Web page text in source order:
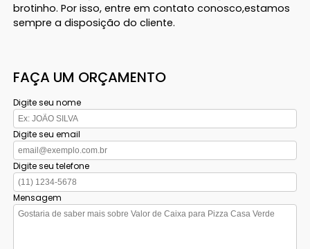
brotinho. Por isso, entre em contato conosco,estamos
sempre a disposição do cliente.
FAÇA UM ORÇAMENTO
Digite seu nome
Digite seu email
Digite seu telefone
Mensagem